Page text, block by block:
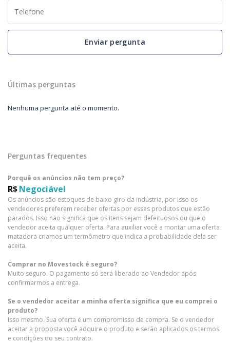
Enviar pergunta
Últimas perguntas
Nenhuma pergunta até o momento.
Perguntas frequentes
Porquê os anúncios não tem preço?
R$Negociável
Os anúncios são estoques de baixo giro da indústria, por isso os
vendedores preferem receber ofertas por esses produtos que estão
parados. Isso não significa que os itens sejam defeituosos ou que o
vendedor aceita qualquer oferta. Para auxiliar você a montar uma oferta
matadora criamos um termômetro que indica a probabilidade dela ser
aceita.
Comprar no Movestock é seguro?
Muito seguro. O pagamento só será liberado ao Vendedor após
confirmarmos a entrega.
Se o vendedor aceitar a minha oferta significa que eu comprei o
produto?
Isso mesmo. Sua oferta é um compromisso de compra. Se o vendedor
aceitar a proposta você adquire o produto e serão aplicados os termos
e condições do seu contrato.